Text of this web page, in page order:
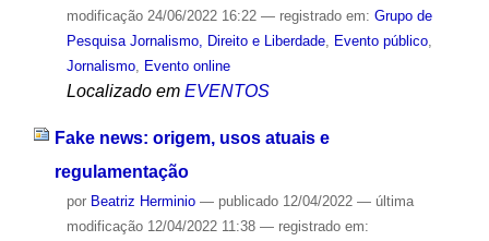
modificação24/06/2022 16:22 — registrado em: Grupo de
Pesquisa Jornalismo, Direito e Liberdade, Evento público,
Jornalismo, Evento online
Localizado em EVENTOS
Fake news: origem, usos atuais e
regulamentação
por Beatriz Herminio — publicado12/04/2022 — última
modificação12/04/2022 11:38 — registrado em: